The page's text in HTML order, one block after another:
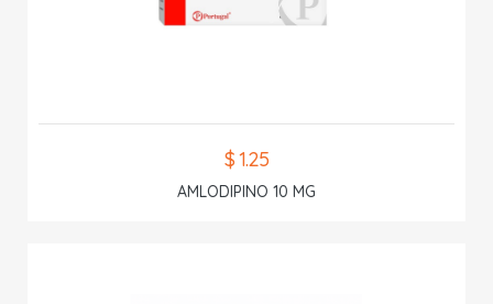
$ 1.25
AMLODIPINO 10 MG